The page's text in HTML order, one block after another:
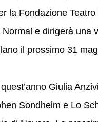
la Fondazione
e dirigerà una
il prossimo 31
Giulia
Sondheim e Lo